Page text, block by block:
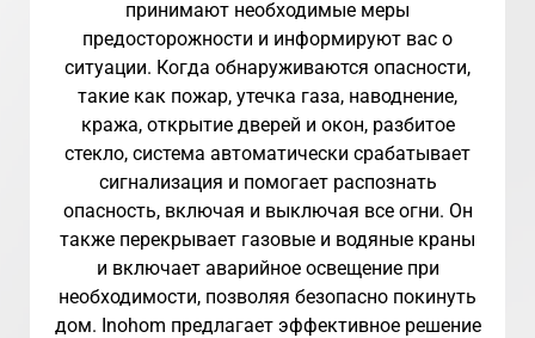
принимают необходимые меры
предосторожности и информируют вас о
ситуации. Когда обнаруживаются опасности,
такие как пожар, утечка газа, наводнение,
кража, открытие дверей и окон, разбитое
стекло, система автоматически срабатывает
сигнализация и помогает распознать
опасность, включая и выключая все огни. Он
также перекрывает газовые и водяные краны
и включает аварийное освещение при
необходимости, позволяя безопасно покинуть
дом. Inohom предлагает эффективное решение